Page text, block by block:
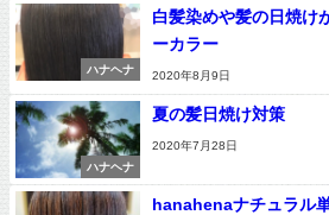
ハナヘナ
白髪染めや髪の日焼け
ーカラー
2020年8月9日
ハナヘナ
夏の髪日焼け対策
2020年7月28日
hanahenaナチュラル